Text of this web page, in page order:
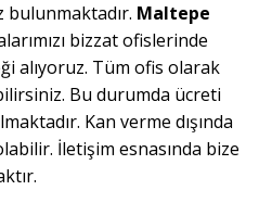
bulunmaktadır. Maltepe
bizzat ofislerinde
alıyoruz. Tüm ofis olarak
Bu durumda ücreti
Kan verme dışında
İletişim esnasında bize